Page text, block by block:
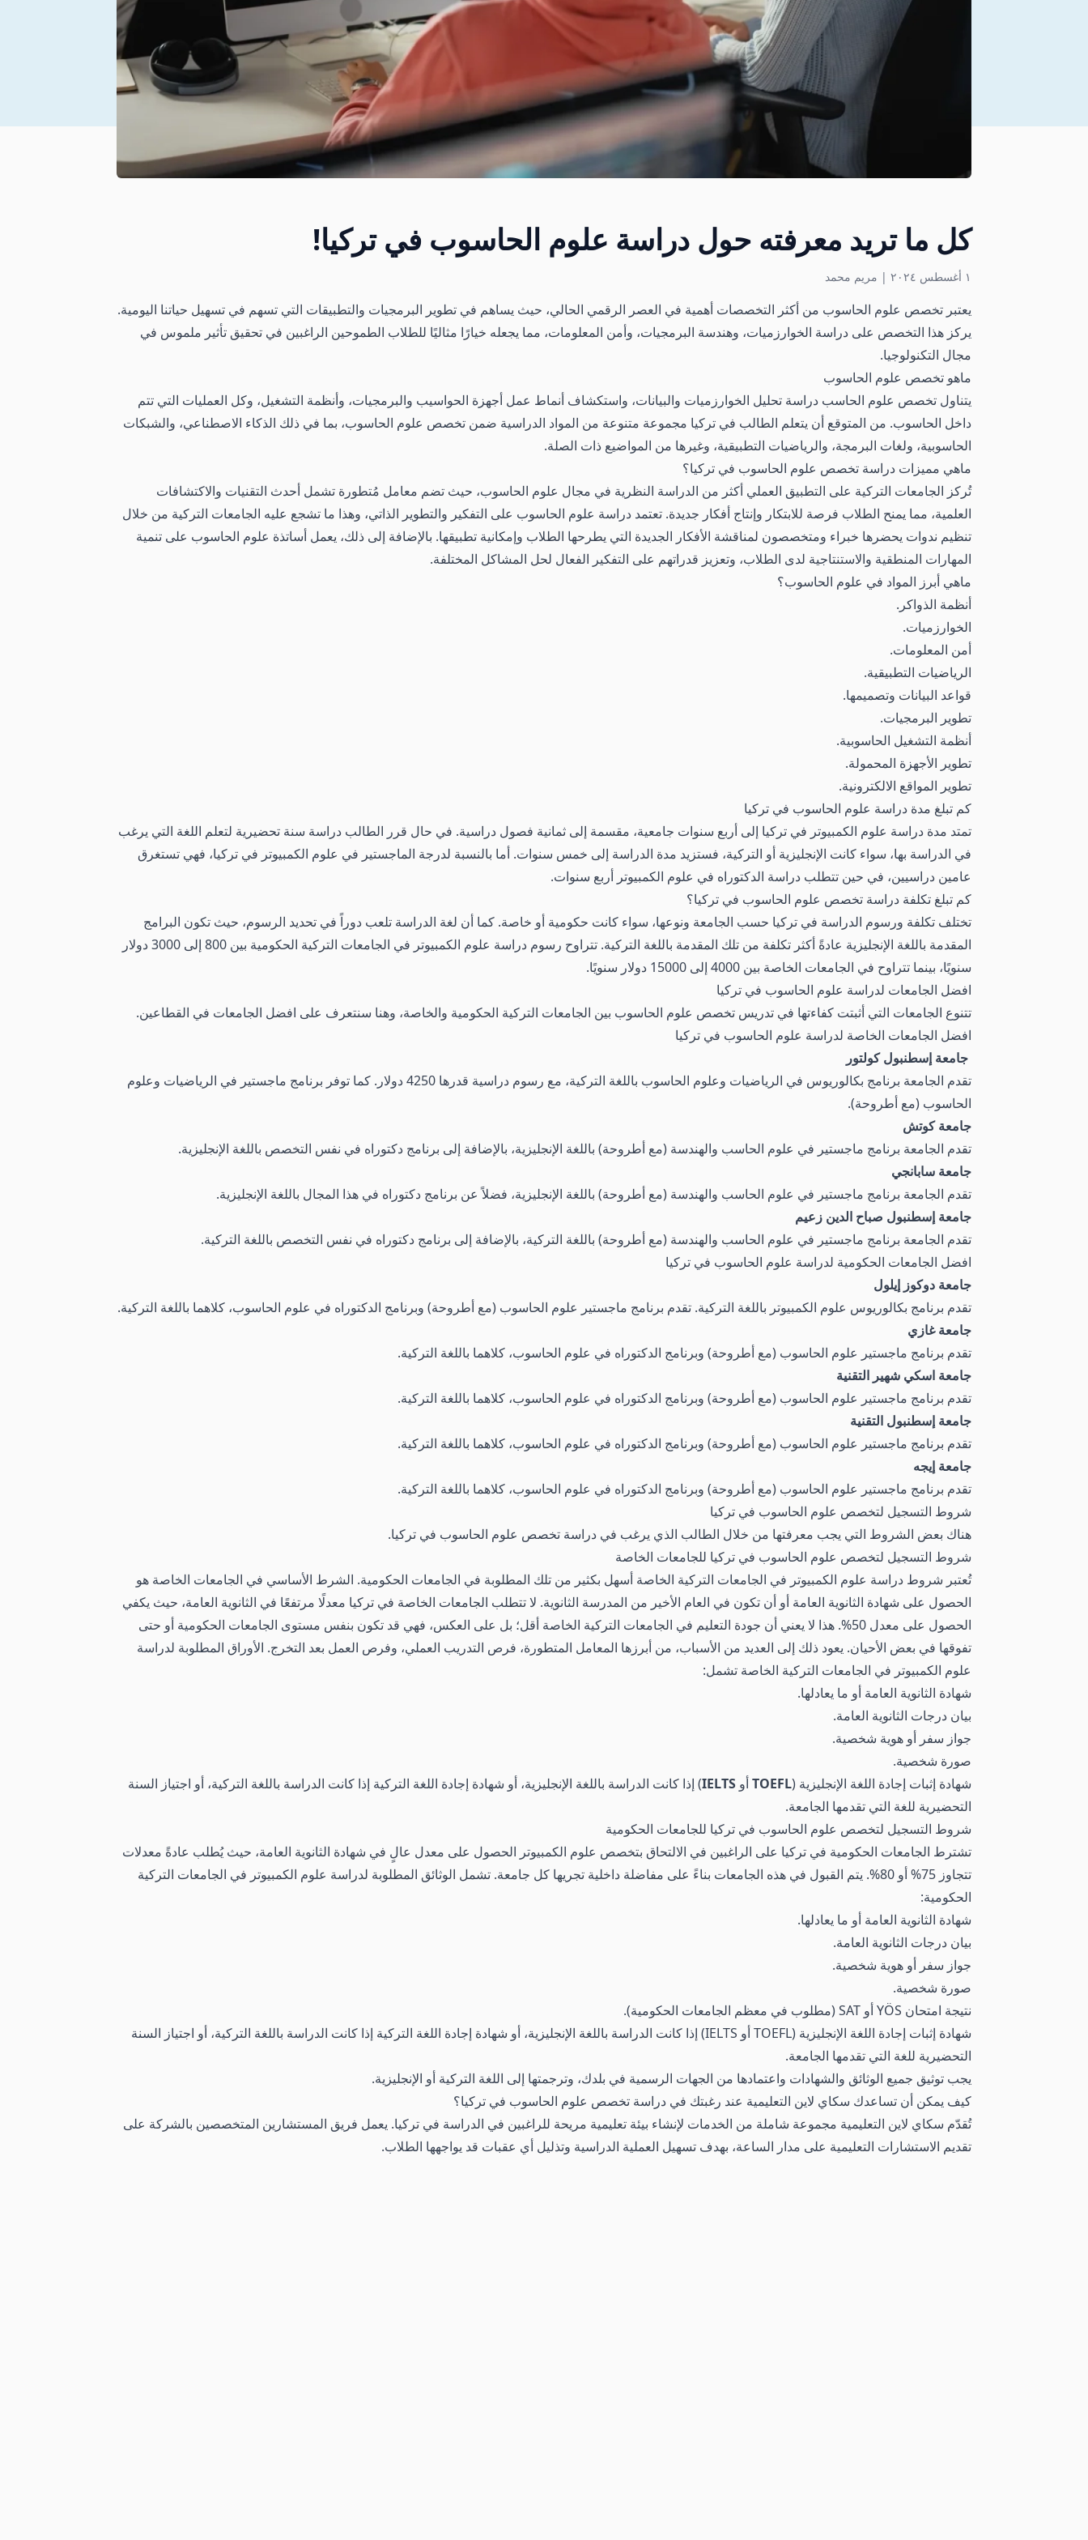
كل ما تريد معرفته حول دراسة علوم الحاسوب في تركيا!
١ أغسطس ٢٠٢٤ | مريم محمد
يعتبر تخصص علوم الحاسوب من أكثر التخصصات أهمية في العصر الرقمي الحالي، حيث يساهم في تطوير البرمجيات والتطبيقات التي تسهم في تسهيل حياتنا اليومية.
يركز هذا التخصص على دراسة الخوارزميات، وهندسة البرمجيات، وأمن المعلومات، مما يجعله خيارًا مثاليًا للطلاب الطموحين الراغبين في تحقيق تأثير ملموس في
مجال التكنولوجيا.
ماهو تخصص علوم الحاسوب
يتناول تخصص علوم الحاسب دراسة تحليل الخوارزميات والبيانات، واستكشاف أنماط عمل أجهزة الحواسيب والبرمجيات، وأنظمة التشغيل، وكل العمليات التي تتم
داخل الحاسوب. من المتوقع أن يتعلم الطالب في تركيا مجموعة متنوعة من المواد الدراسية ضمن تخصص علوم الحاسوب، بما في ذلك الذكاء الاصطناعي، والشبكات
الحاسوبية، ولغات البرمجة، والرياضيات التطبيقية، وغيرها من المواضيع ذات الصلة.
ماهي مميزات دراسة تخصص علوم الحاسوب في تركيا؟
تُركز الجامعات التركية على التطبيق العملي أكثر من الدراسة النظرية في مجال علوم الحاسوب، حيث تضم معامل مُتطورة تشمل أحدث التقنيات والاكتشافات
العلمية، مما يمنح الطلاب فرصة للابتكار وإنتاج أفكار جديدة. تعتمد دراسة علوم الحاسوب على التفكير والتطوير الذاتي، وهذا ما تشجع عليه الجامعات التركية من خلال
تنظيم ندوات يحضرها خبراء ومتخصصون لمناقشة الأفكار الجديدة التي يطرحها الطلاب وإمكانية تطبيقها. بالإضافة إلى ذلك، يعمل أساتذة علوم الحاسوب على تنمية
المهارات المنطقية والاستنتاجية لدى الطلاب، وتعزيز قدراتهم على التفكير الفعال لحل المشاكل المختلفة.
ماهي أبرز المواد في علوم الحاسوب؟
أنظمة الذواكر.
الخوارزميات.
أمن المعلومات.
الرياضيات التطبيقية.
قواعد البيانات وتصميمها.
تطوير البرمجيات.
أنظمة التشغيل الحاسوبية.
تطوير الأجهزة المحمولة.
تطوير المواقع الالكترونية.
كم تبلغ مدة دراسة علوم الحاسوب في تركيا
تمتد مدة دراسة علوم الكمبيوتر في تركيا إلى أربع سنوات جامعية، مقسمة إلى ثمانية فصول دراسية. في حال قرر الطالب دراسة سنة تحضيرية لتعلم اللغة التي يرغب
في الدراسة بها، سواء كانت الإنجليزية أو التركية، فستزيد مدة الدراسة إلى خمس سنوات. أما بالنسبة لدرجة الماجستير في علوم الكمبيوتر في تركيا، فهي تستغرق
عامين دراسيين، في حين تتطلب دراسة الدكتوراه في علوم الكمبيوتر أربع سنوات.
كم تبلغ تكلفة دراسة تخصص علوم الحاسوب في تركيا؟
تختلف تكلفة ورسوم الدراسة في تركيا حسب الجامعة ونوعها، سواء كانت حكومية أو خاصة. كما أن لغة الدراسة تلعب دوراً في تحديد الرسوم، حيث تكون البرامج
المقدمة باللغة الإنجليزية عادةً أكثر تكلفة من تلك المقدمة باللغة التركية. تتراوح رسوم دراسة علوم الكمبيوتر في الجامعات التركية الحكومية بين 800 إلى 3000 دولار
سنويًا، بينما تتراوح في الجامعات الخاصة بين 4000 إلى 15000 دولار سنويًا.
افضل الجامعات لدراسة علوم الحاسوب في تركيا
تتنوع الجامعات التي أثبتت كفاءتها في تدريس تخصص علوم الحاسوب بين الجامعات التركية الحكومية والخاصة، وهنا سنتعرف على افضل الجامعات في القطاعين.
افضل الجامعات الخاصة لدراسة علوم الحاسوب في تركيا
جامعة إسطنبول كولتور
تقدم الجامعة برنامج بكالوريوس في الرياضيات وعلوم الحاسوب باللغة التركية، مع رسوم دراسية قدرها 4250 دولار. كما توفر برنامج ماجستير في الرياضيات وعلوم
الحاسوب (مع أطروحة).
جامعة كوتش
تقدم الجامعة برنامج ماجستير في علوم الحاسب والهندسة (مع أطروحة) باللغة الإنجليزية، بالإضافة إلى برنامج دكتوراه في نفس التخصص باللغة الإنجليزية.
جامعة سابانجي
تقدم الجامعة برنامج ماجستير في علوم الحاسب والهندسة (مع أطروحة) باللغة الإنجليزية، فضلاً عن برنامج دكتوراه في هذا المجال باللغة الإنجليزية.
جامعة إسطنبول صباح الدين زعيم
تقدم الجامعة برنامج ماجستير في علوم الحاسب والهندسة (مع أطروحة) باللغة التركية، بالإضافة إلى برنامج دكتوراه في نفس التخصص باللغة التركية.
افضل الجامعات الحكومية لدراسة علوم الحاسوب في تركيا
جامعة دوكوز إيلول
تقدم برنامج بكالوريوس علوم الكمبيوتر باللغة التركية. تقدم برنامج ماجستير علوم الحاسوب (مع أطروحة) وبرنامج الدكتوراه في علوم الحاسوب، كلاهما باللغة التركية.
جامعة غازي
تقدم برنامج ماجستير علوم الحاسوب (مع أطروحة) وبرنامج الدكتوراه في علوم الحاسوب، كلاهما باللغة التركية.
جامعة اسكي شهير التقنية
تقدم برنامج ماجستير علوم الحاسوب (مع أطروحة) وبرنامج الدكتوراه في علوم الحاسوب، كلاهما باللغة التركية.
جامعة إسطنبول التقنية
تقدم برنامج ماجستير علوم الحاسوب (مع أطروحة) وبرنامج الدكتوراه في علوم الحاسوب، كلاهما باللغة التركية.
جامعة إيجه
تقدم برنامج ماجستير علوم الحاسوب (مع أطروحة) وبرنامج الدكتوراه في علوم الحاسوب، كلاهما باللغة التركية.
شروط التسجيل لتخصص علوم الحاسوب في تركيا
هناك بعض الشروط التي يجب معرفتها من خلال الطالب الذي يرغب في دراسة تخصص علوم الحاسوب في تركيا.
شروط التسجيل لتخصص علوم الحاسوب في تركيا للجامعات الخاصة
تُعتبر شروط دراسة علوم الكمبيوتر في الجامعات التركية الخاصة أسهل بكثير من تلك المطلوبة في الجامعات الحكومية. الشرط الأساسي في الجامعات الخاصة هو
الحصول على شهادة الثانوية العامة أو أن تكون في العام الأخير من المدرسة الثانوية. لا تتطلب الجامعات الخاصة في تركيا معدلًا مرتفعًا في الثانوية العامة، حيث يكفي
الحصول على معدل 50%. هذا لا يعني أن جودة التعليم في الجامعات التركية الخاصة أقل؛ بل على العكس، فهي قد تكون بنفس مستوى الجامعات الحكومية أو حتى
تفوقها في بعض الأحيان. يعود ذلك إلى العديد من الأسباب، من أبرزها المعامل المتطورة، فرص التدريب العملي، وفرص العمل بعد التخرج. الأوراق المطلوبة لدراسة
علوم الكمبيوتر في الجامعات التركية الخاصة تشمل:
شهادة الثانوية العامة أو ما يعادلها.
بيان درجات الثانوية العامة.
جواز سفر أو هوية شخصية.
صورة شخصية.
شهادة إثبات إجادة اللغة الإنجليزية (TOEFLأو IELTS) إذا كانت الدراسة باللغة الإنجليزية، أو شهادة إجادة اللغة التركية إذا كانت الدراسة باللغة التركية، أو اجتياز السنة
التحضيرية للغة التي تقدمها الجامعة.
شروط التسجيل لتخصص علوم الحاسوب في تركيا للجامعات الحكومية
تشترط الجامعات الحكومية في تركيا على الراغبين في الالتحاق بتخصص علوم الكمبيوتر الحصول على معدل عالٍ في شهادة الثانوية العامة، حيث يُطلب عادةً معدلات
تتجاوز 75% أو 80%. يتم القبول في هذه الجامعات بناءً على مفاضلة داخلية تجريها كل جامعة. تشمل الوثائق المطلوبة لدراسة علوم الكمبيوتر في الجامعات التركية
الحكومية:
شهادة الثانوية العامة أو ما يعادلها.
بيان درجات الثانوية العامة.
جواز سفر أو هوية شخصية.
صورة شخصية.
نتيجة امتحان YÖS أو SAT (مطلوب في معظم الجامعات الحكومية).
شهادة إثبات إجادة اللغة الإنجليزية (TOEFL أو IELTS) إذا كانت الدراسة باللغة الإنجليزية، أو شهادة إجادة اللغة التركية إذا كانت الدراسة باللغة التركية، أو اجتياز السنة
التحضيرية للغة التي تقدمها الجامعة.
يجب توثيق جميع الوثائق والشهادات واعتمادها من الجهات الرسمية في بلدك، وترجمتها إلى اللغة التركية أو الإنجليزية.
كيف يمكن أن تساعدك سكاي لاين التعليمية عند رغبتك في دراسة تخصص علوم الحاسوب في تركيا؟
تُقدّم سكاي لاين التعليمية مجموعة شاملة من الخدمات لإنشاء بيئة تعليمية مريحة للراغبين في الدراسة في تركيا. يعمل فريق المستشارين المتخصصين بالشركة على
تقديم الاستشارات التعليمية على مدار الساعة، بهدف تسهيل العملية الدراسية وتذليل أي عقبات قد يواجهها الطلاب.